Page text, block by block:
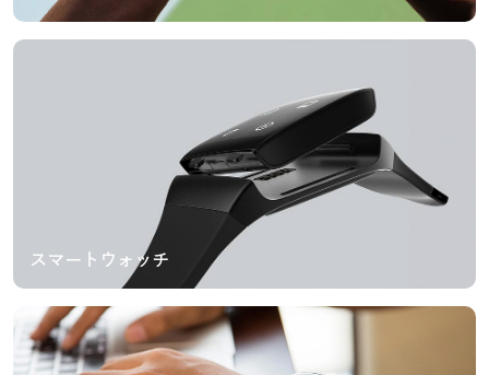
スマートウォッチ